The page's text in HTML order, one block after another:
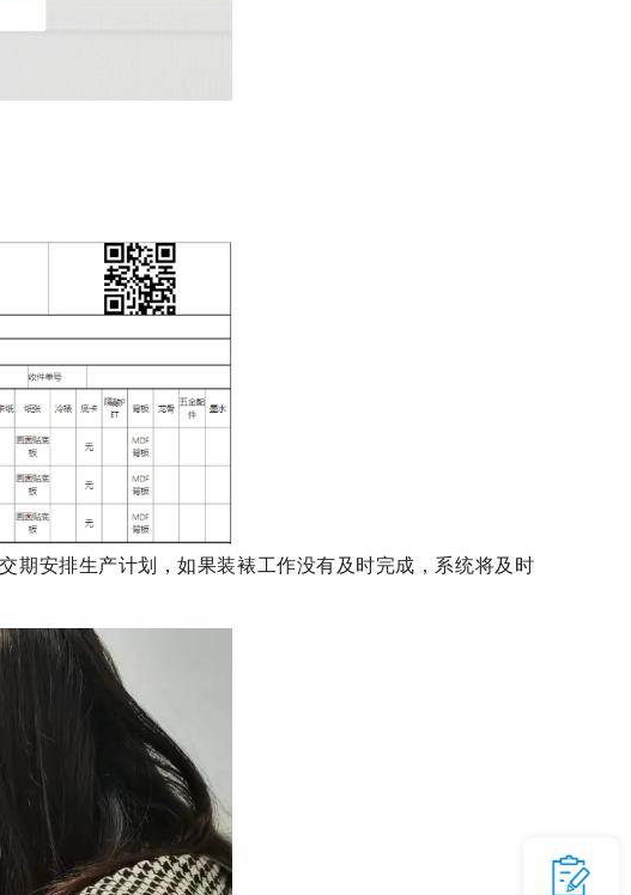
期安排生产计划，如果装裱工作没有及时完成，系统将及时